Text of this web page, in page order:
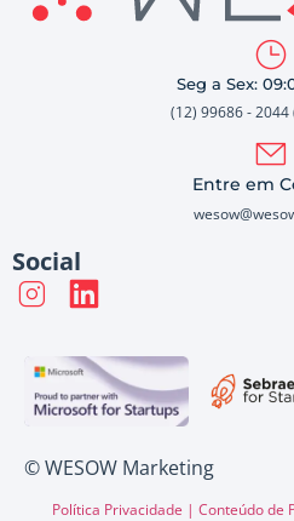
Seg a Sex:
(12) 99686 - 2044
Entre em
Social
© WESOW Marketing
Política Privacidade | Conteúdo de